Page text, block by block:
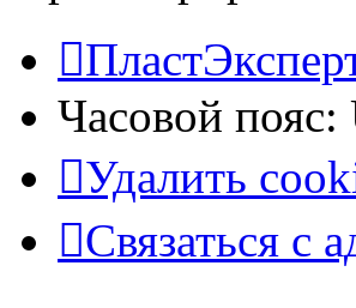
Часовой пояс:
Удалить
Связаться с